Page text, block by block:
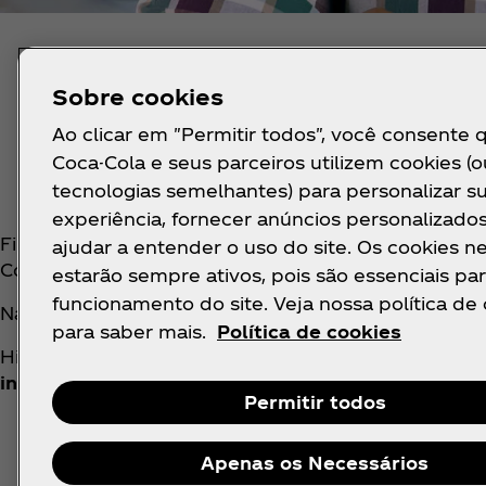
UNIDOS
PELA
Filho de uma mãe solo da periferia de São Paulo,
Coca‑Cola.
Na empresa, encontrou oportunidade, cresceu,
Histórias como a dele são possíveis porque a
indiretos, criando oportunidades para que
Sobre cookies
Ao clicar em "Permitir todos", você consente
Coca-Cola e seus parceiros utilizem cookies
tecnologias semelhantes) para personalizar
experiência, fornecer anúncios
ajudar a entender o uso do site. Os cookies
estarão sempre ativos, pois são essenciais
funcionamento do site. Veja nossa política de
para saber mais.
Política de cookies
Permitir todos
Apenas os Necessários